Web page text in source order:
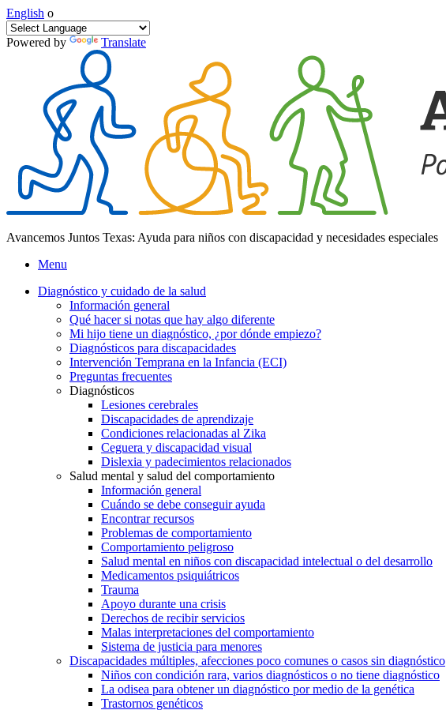
English o
Powered by Translate
Avancemos Juntos Texas: Ayuda para niños con discapacidad y necesidades especiales
Menu
Diagnóstico y cuidado de la salud
Información general
Qué hacer si notas que hay algo diferente
Mi hijo tiene un diagnóstico, ¿por dónde empiezo?
Diagnósticos para discapacidades
Intervención Temprana en la Infancia (ECI)
Preguntas frecuentes
Diagnósticos
Lesiones cerebrales
Discapacidades de aprendizaje
Condiciones relacionadas al Zika
Ceguera y discapacidad visual
Dislexia y padecimientos relacionados
Salud mental y salud del comportamiento
Información general
Cuándo se debe conseguir ayuda
Encontrar recursos
Problemas de comportamiento
Comportamiento peligroso
Salud mental en niños con discapacidad intelectual o del desarrollo
Medicamentos psiquiátricos
Trauma
Apoyo durante una crisis
Derechos de recibir servicios
Malas interpretaciones del comportamiento
Sistema de justicia para menores
Discapacidades múltiples, afecciones poco comunes o casos sin diagnóstico
Niños con condición rara, varios diagnósticos o no tiene diagnóstico
La odisea para obtener un diagnóstico por medio de la genética
Trastornos genéticos